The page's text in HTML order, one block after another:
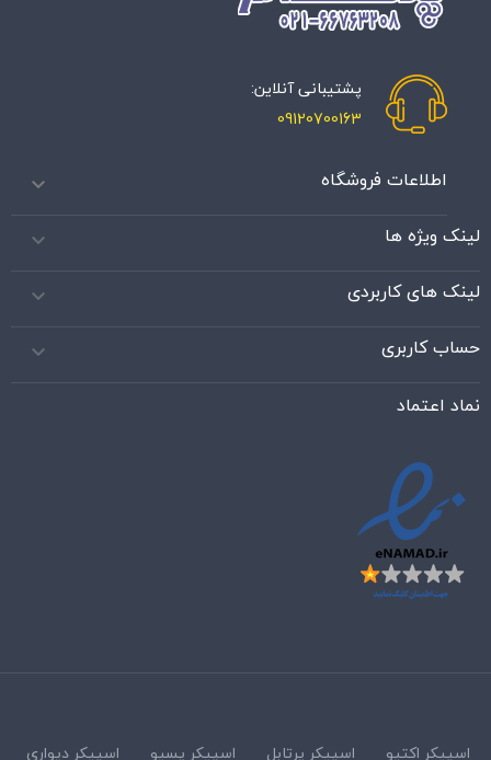
پشتیبانی آنلاین:
09120700163
اطلاعات فروشگاه 
لینک ویژه ها 
لینک های کاربردی 
حساب کاربری 
نماد اعتماد
اسپیکر اکتیو اسپیکر پرتابل اسپیکر پسیو اسپیکر دیواری